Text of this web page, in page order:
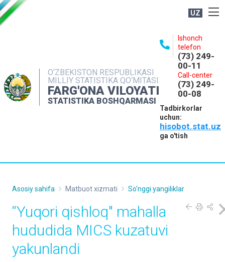
UZ
O‘ZBEKISTON RESPUBLIKASI
MILLIY STATISTIKA QO‘MITASI
FARG'ONA VILOYATI
STATISTIKA BOSHQARMASI
Ishonch
telefon
(73) 249-
00-11
Call-center
(73) 249-
00-08
Tadbirkorlar
uchun:
hisobot.stat.uz
ga o'tish
NASHRLAR
INTERAKTIV XIZMATLAR
MATBUOT XIZMATI
Asosiy sahifa Matbuot xizmati So'nggi yangiliklar
“Yuqori qishloq" mahalla
hududida MICS kuzatuvi
yakunlandi